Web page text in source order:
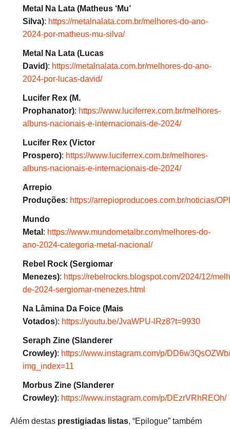
Metal Na Lata (Matheus ‘Mu’
Silva): https://metalnalata.com.br/melhores-do-ano-
2024-por-matheus-mu-silva/
Metal Na Lata (Lucas
David): https://metalnalata.com.br/melhores-do-ano-
2024-por-lucas-david/
Lucifer Rex (M.
Prophanator): https://www.luciferrex.com.br/melhores-
albuns-nacionais-e-internacionais-de-2024/
Lucifer Rex (Victor
Prospero): https://www.luciferrex.com.br/melhores-
albuns-nacionais-e-internacionais-de-2024/
Arrepio
Produções: https://arrepioproducoes.com.br/noticias/
Mundo
Metal : https://www.mundometalbr.com/melhores-do-
ano-2024-categoria-metal-nacional/
Rebel Rock (Sergiomar
Menezes): https://rebelrockrs.blogspot.com/2024/12/
de-2024-sergiomar-menezes.html
Na Lâmina Da Foice (Mais
Votados): https://youtu.be/JvaWPU-lRz8?t=9930
Seraph Zine (Slanderer
Crowley): https://www.instagram.com/p/
img_index=11
Morbus Zine (Slanderer
Crowley): https://www.instagram.com/p/DEzrVRhREOh/
Além destas prestigiadas listas, “Epilogue” também